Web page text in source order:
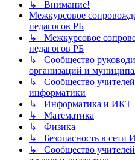
↳ Внимание!
Межкурсовое
педагогов РБ
↳ Межкурсовое
педагогов РБ
↳ Сообщество
организаций и
↳ Сообщество
информатики
↳ Информатика и ИКТ
↳ Математика
↳ Физика
↳ Безопасность в сети
↳ Сообщество